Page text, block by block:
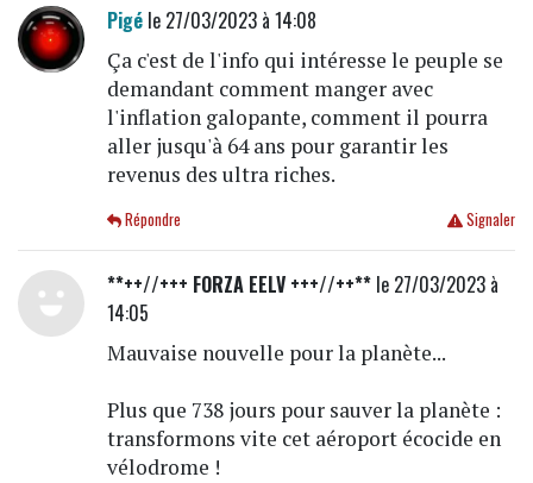
Pigéle 27/03/2023 à 14:08
Ça c'est de l'info qui intéresse le peuple se
demandant comment manger avec
l'inflation galopante, comment il pourra
aller jusqu'à 64 ans pour garantir les
revenus des ultra riches.
Signaler
Répondre
**++//+++ FORZA EELV +++//++**le 27/03/2023 à
14:05
Mauvaise nouvelle pour la planète...
Plus que 738 jours pour sauver la planète :
transformons vite cet aéroport écocide en
vélodrome !